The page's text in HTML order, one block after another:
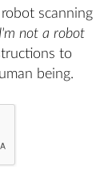
scanning
I'm not a robot
to
being.